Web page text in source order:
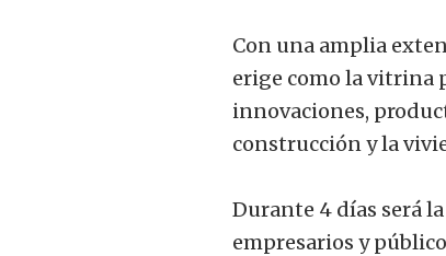
Con una amplia
erige como la vitrina
innovaciones,
construcción y la
Durante 4 días será
empresarios y